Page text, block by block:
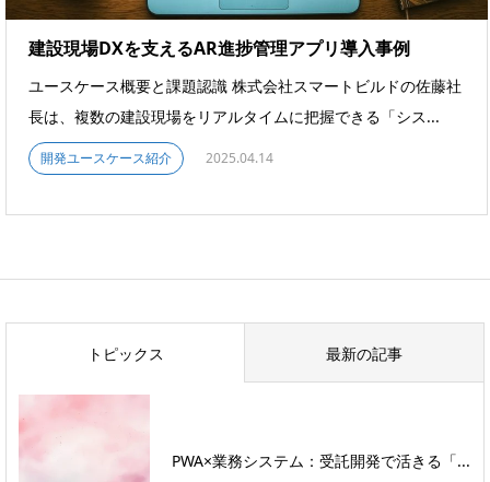
建設現場DXを支えるAR進捗管理アプリ導入事例
ユースケース概要と課題認識 株式会社スマートビルドの佐藤社
長は、複数の建設現場をリアルタイムに把握できる「シス...
開発ユースケース紹介 2025.04.14
トピックス 最新の記事
PWA×業務システム：受託開発で活きる「...